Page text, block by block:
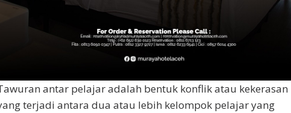
antar pelajar adalah bentuk konflik atau kekerasan
terjadi antara dua atau lebih kelompok pelajar yang